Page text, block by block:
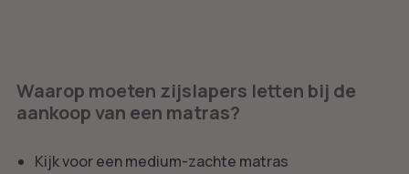
Waarop moeten zijslapers letten bij de
aankoop van een matras?
Kijk voor een medium-zachte matras